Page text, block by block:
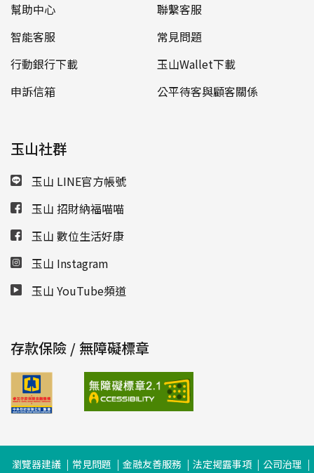
幫助中心
聯繫客服
智能客服
常見問題
行動銀行下載
玉山Wallet下載
申訴信箱
公平待客與顧客關係
玉山社群
玉山 LINE官方帳號
玉山 招財納福喵喵
玉山 數位生活好康
玉山 Instagram
玉山 YouTube頻道
存款保險 / 無障礙標章
瀏覽器建議 常見問題 金融友善服務 法定揭露事項 公司治理